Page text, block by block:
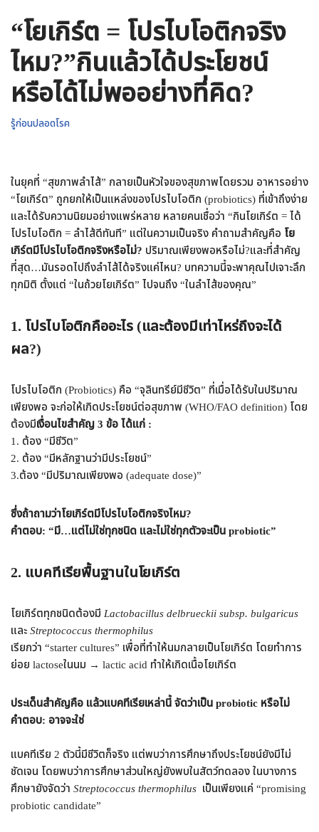
“โยเกิร์ต = โปรไบโอติกจริง
ไหม?”กินแล้วได้ประโยชน์
หรือได้ไม่พออย่างที่คิด?
รู้ก่อนปลอดโรค
ในยุคที่ “สุขภาพลำไส้” กลายเป็นหัวใจของสุขภาพโดยรวม อาหารอย่าง
“โยเกิร์ต” ถูกยกให้เป็นแหล่งของโปรไบโอติก (probiotics) ที่เข้าถึงง่าย
และได้รับความนิยมอย่างแพร่หลาย หลายคนเชื่อว่า “กินโยเกิร์ต = ได้
โปรไบโอติก = ลำไส้ดีทันที” แต่ในความเป็นจริง คำถามสำคัญคือ โย
เกิร์ตมีโปรไบโอติกจริงหรือไม่? ปริมาณเพียงพอหรือไม่?และที่สำคัญ
ที่สุด…มันรอดไปถึงลำไส้ได้จริงแค่ไหน? บทความนี้จะพาคุณไปเจาะลึก
ทุกมิติ ตั้งแต่ “ในถ้วยโยเกิร์ต” ไปจนถึง “ในลำไส้ของคุณ”
1. โปรไบโอติกคืออะไร (และต้องมีเท่าไหร่ถึงจะได้
ผล?)
โปรไบโอติก (Probiotics) คือ “จุลินทรีย์มีชีวิต” ที่เมื่อได้รับในปริมาณ
เพียงพอ จะก่อให้เกิดประโยชน์ต่อสุขภาพ (WHO/FAO definition) โดย
ต้องมีเงื่อนไขสำคัญ 3 ข้อ ได้แก่ :
1. ต้อง “มีชีวิต”
2. ต้อง “มีหลักฐานว่ามีประโยชน์”
3.ต้อง “มีปริมาณเพียงพอ (adequate dose)”
ซึ่งถ้าถามว่าโยเกิร์ตมีโปรไบโอติกจริงไหม?
คำตอบ: “มี…แต่ไม่ใช่ทุกชนิด และไม่ใช่ทุกตัวจะเป็น probiotic”
2. แบคทีเรียพื้นฐานในโยเกิร์ต
โยเกิร์ตทุกชนิดต้องมี Lactobacillus delbrueckii subsp. bulgaricus
และStreptococcus thermophilus
เรียกว่า “starter cultures” เพื่อที่ทำให้นมกลายเป็นโยเกิร์ต โดยทำการ
ย่อย lactoseในนม → lactic acid ทำให้เกิดเนื้อโยเกิร์ต
ประเด็นสำคัญคือ แล้วแบคทีเรียเหล่านี้ จัดว่าเป็น probiotic หรือไม่
คำตอบ: อาจจะใช่
แบคทีเรีย 2 ตัวนี้มีชีวิตก็จริง แต่พบว่าการศึกษาถึงประโยชน์ยังมีไม่
ชัดเจน โดยพบว่าการศึกษาส่วนใหญ่ยังพบในสัตว์ทดลอง ในบางการ
ศึกษายังจัดว่า Streptococcus thermophilus เป็นเพียงแค่ “promising
probiotic candidate”